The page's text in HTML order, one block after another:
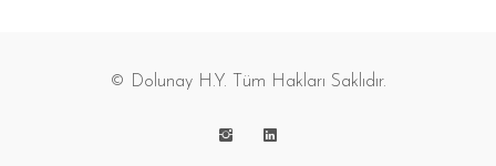
© Dolunay H.Y. Tüm Hakları Saklıdır.